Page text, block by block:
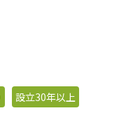
設立30年以上